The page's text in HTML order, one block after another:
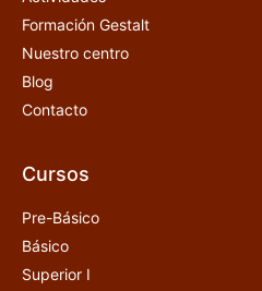
Formación Gestalt
Nuestro centro
Blog
Contacto
Cursos
Pre-Básico
Básico
Superior I